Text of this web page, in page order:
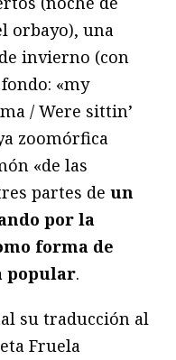
orbayo), una
invierno (con
«my
/ Were sittin’
zoomórfica
«de las
partes de un
por la
forma de
popular.
su traducción al
Fruela